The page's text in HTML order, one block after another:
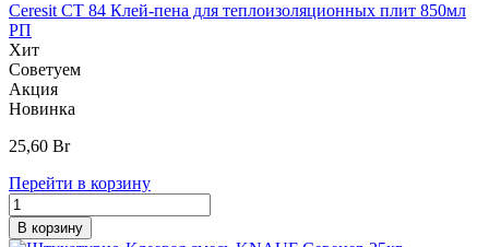
Ceresit CT 84 Клей-пена для теплоизоляционных плит 850мл
РП
Хит
Советуем
Акция
Новинка
25,60 Br
Перейти в корзину
В корзину